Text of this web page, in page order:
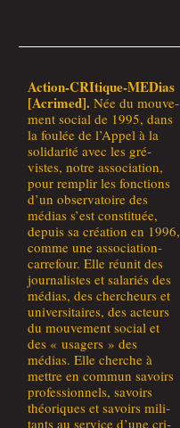
Action-CRI­tique-MEDias
[Acri­med].Née du mou­ve­
ment social de 1995, dans
la fou­lée de l’Appel à la
soli­da­ri­té avec les gré­
vistes, notre asso­cia­tion,
pour rem­plir les fonc­tions
d’un obser­va­toire des
médias s’est consti­tuée,
depuis sa créa­tion en 1996,
comme une asso­cia­tion-
car­re­four. Elle réunit des
jour­na­listes et sala­riés des
médias, des cher­cheurs et
uni­ver­si­taires, des acteurs
du mou­ve­ment social et
des « usa­gers » des
médias. Elle cherche à
mettre en com­mun savoirs
pro­fes­sion­nels, savoirs
théo­riques et savoirs mili­
tants au ser­vice d’une cri­